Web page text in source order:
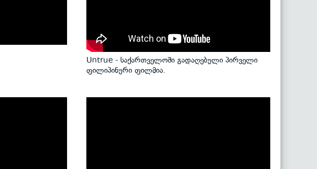
Untrue - საქართველოში გადაღებული პირველი
ფილიპინური ფილმია.